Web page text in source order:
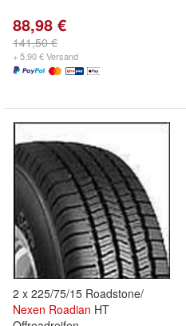
88,98 €
141,50 €
+ 5,90 € Versand
2 x 225/75/15 Roadstone/
Nexen Roadian HT